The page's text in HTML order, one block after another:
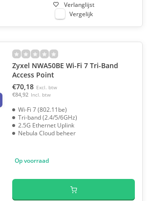
Verlanglijst
Vergelijk
Zyxel NWA50BE Wi-Fi 7 Tri-Band
Access Point
€70,18 Excl. btw
€84,92 Incl. btw
Wi-Fi 7 (802.11be)
Tri-band (2.4/5/6GHz)
2.5G Ethernet Uplink
Nebula Cloud beheer
Op voorraad